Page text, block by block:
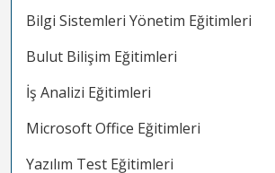
Bilgi Sistemleri Yönetim Eğitimleri
Bulut Bilişim Eğitimleri
İş Analizi Eğitimleri
Microsoft Office Eğitimleri
Yazılım Test Eğitimleri